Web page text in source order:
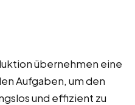
übernehmen eine
Aufgaben, um den
und effizient zu